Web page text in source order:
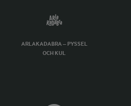
ARLAKADABRA – PYSSEL
OCH KUL